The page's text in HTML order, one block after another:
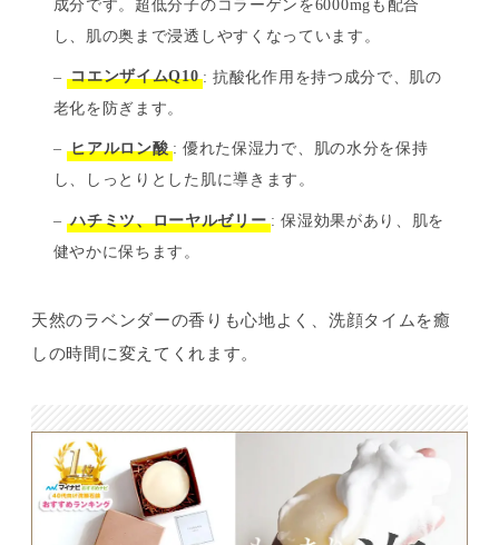
成分です。超低分子のコラーゲンを6000mgも配合
し、肌の奥まで浸透しやすくなっています。
– コエンザイムQ10 : 抗酸化作用を持つ成分で、肌の
老化を防ぎます。
– ヒアルロン酸 : 優れた保湿力で、肌の水分を保持
し、しっとりとした肌に導きます。
– ハチミツ、ローヤルゼリー : 保湿効果があり、肌を
健やかに保ちます。
天然のラベンダーの香りも心地よく、洗顔タイムを癒
しの時間に変えてくれます。